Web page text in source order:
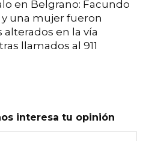
en Belgrano: Facundo
y una mujer fueron
alterados en la vía
llamados al 911
interesa tu opinión